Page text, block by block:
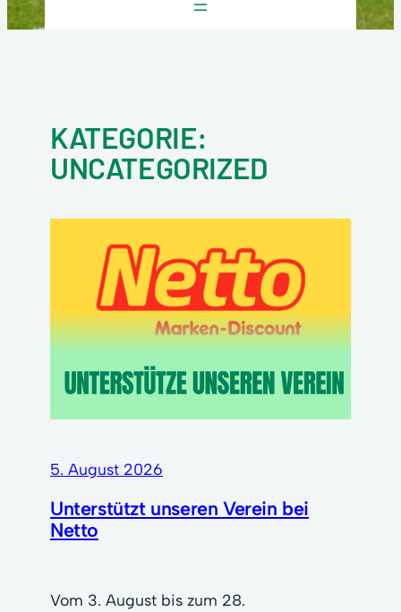
KATEGORIE:
UNCATEGORIZED
5. August 2026
Unterstützt unseren Verein bei
Netto
Vom 3. August bis zum 28.